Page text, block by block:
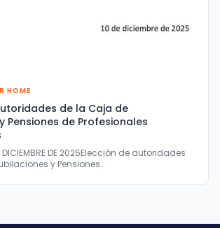
HOME
de la Caja de
Pensiones de Profesionales
DICIEMBRE DE 2025Elección de autoridades
y Pensiones…